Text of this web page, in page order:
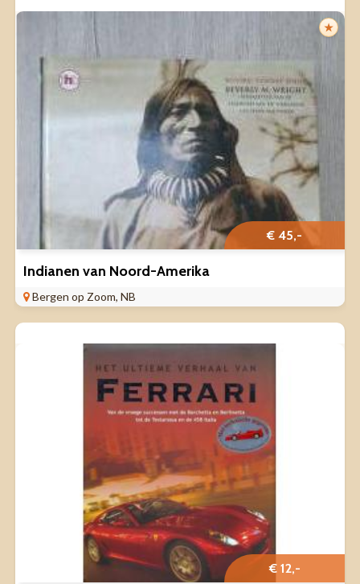
★
€ 45,-
Indianen van Noord-Amerika
Bergen op Zoom, NB
€ 12,-